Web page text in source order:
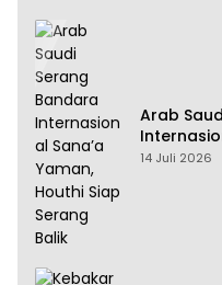
Arab
Siap
14 Juli 2026